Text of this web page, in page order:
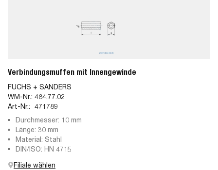
Verbindungsmuffen mit Innengewinde
FUCHS + SANDERS
WM-Nr.: 484.77.02
Art-Nr.: 471789
Durchmesser: 10 mm
Länge: 30 mm
Material: Stahl
DIN/ISO: HN 4715
Filiale wählen